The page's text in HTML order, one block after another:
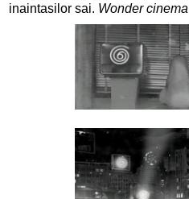
inaintasilor sai. Wonder cinema